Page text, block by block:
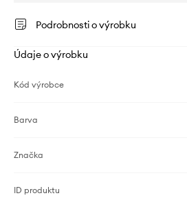
Podrobnosti o výrobku
Údaje o výrobku
Kód výrobce
Barva
Značka
ID produktu